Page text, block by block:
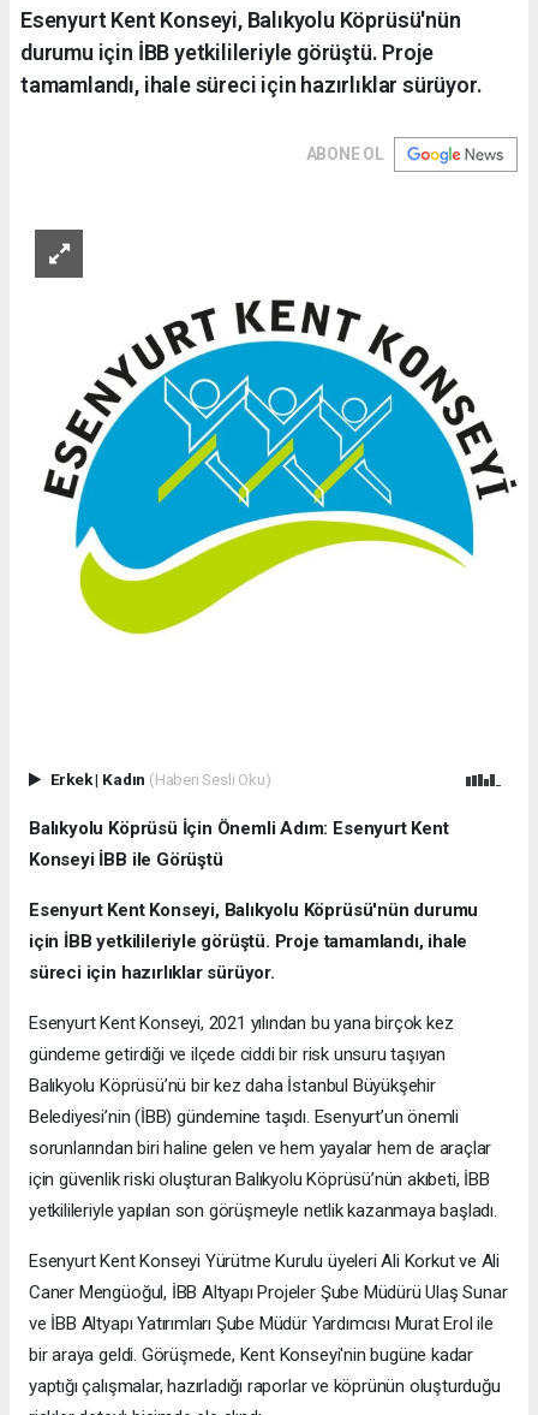
Esenyurt Kent Konseyi, Balıkyolu Köprüsü'nün
durumu için İBB yetkilileriyle görüştü. Proje
tamamlandı, ihale süreci için hazırlıklar sürüyor.
ABONE OL
Erkek| Kadın (Haberi Sesli Oku)
Balıkyolu Köprüsü İçin Önemli Adım: Esenyurt Kent
Konseyi İBB ile Görüştü
Esenyurt Kent Konseyi, Balıkyolu Köprüsü'nün durumu
için İBB yetkilileriyle görüştü. Proje tamamlandı, ihale
süreci için hazırlıklar sürüyor.
Esenyurt Kent Konseyi, 2021 yılından bu yana birçok kez
gündeme getirdiği ve ilçede ciddi bir risk unsuru taşıyan
Balıkyolu Köprüsü’nü bir kez daha İstanbul Büyükşehir
Belediyesi’nin (İBB) gündemine taşıdı. Esenyurt’un önemli
sorunlarından biri haline gelen ve hem yayalar hem de araçlar
için güvenlik riski oluşturan Balıkyolu Köprüsü’nün akıbeti, İBB
yetkilileriyle yapılan son görüşmeyle netlik kazanmaya başladı.
Esenyurt Kent Konseyi Yürütme Kurulu üyeleri Ali Korkut ve Ali
Caner Mengüoğul, İBB Altyapı Projeler Şube Müdürü Ulaş Sunar
ve İBB Altyapı Yatırımları Şube Müdür Yardımcısı Murat Erol ile
bir araya geldi. Görüşmede, Kent Konseyi'nin bugüne kadar
yaptığı çalışmalar, hazırladığı raporlar ve köprünün oluşturduğu